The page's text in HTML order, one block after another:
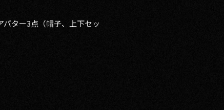
バター3点（帽子、上下セッ